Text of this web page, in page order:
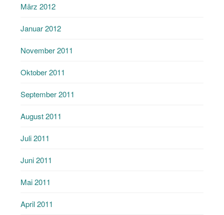
März 2012
Januar 2012
November 2011
Oktober 2011
September 2011
August 2011
Juli 2011
Juni 2011
Mai 2011
April 2011